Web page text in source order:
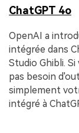
ChatGPT 4o
OpenAI a
intégrée dans
Studio Ghibli. Si
pas besoin
simplement
intégré à